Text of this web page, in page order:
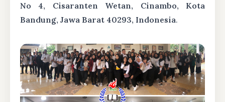
No 4, Cisaranten Wetan, Cinambo, Kota
Bandung, Jawa Barat 40293, Indonesia.